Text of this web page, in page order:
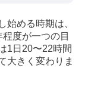
始める時期は、
度が一つの目
1日20〜22時間
大きく変わりま